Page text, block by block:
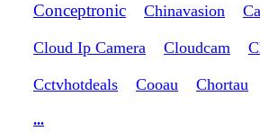
Conceptronic Chinavasion
Cloud Ip Camera Cloudcam
Cctvhotdeals Cooau Chortau
...